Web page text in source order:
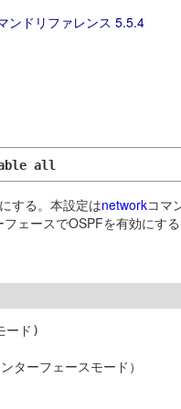
ンドリファレンス 5.5.4
all
する。本設定はnetworkコマ
ェースでOSPFを有効にする
ード)